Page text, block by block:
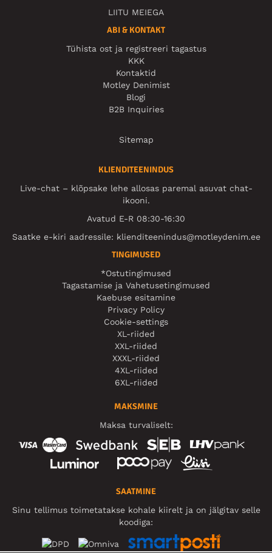
LIITU MEIEGA
ABI & KONTAKT
Tühista ost ja registreeri tagastus
KKK
Kontaktid
Motley Denimist
Blogi
B2B Inquiries
Sitemap
KLIENDITEENINDUS
Live-chat – klõpsake lehe allosas paremal asuvat chat-
ikooni.
Avatud E-R 08:30-16:30
Saatke e-kiri aadressile: klienditeenindus@motleydenim.ee
TINGIMUSED
*Ostutingimused
Tagastamise ja Vahetusetingimused
Kaebuse esitamine
Privacy Policy
Cookie-settings
XL-riided
XXL-riided
XXXL-riided
4XL-riided
6XL-riided
MAKSMINE
Maksa turvaliselt:
SAATMINE
Sinu tellimus toimetatakse kohale kiirelt ja on jälgitav selle
koodiga: